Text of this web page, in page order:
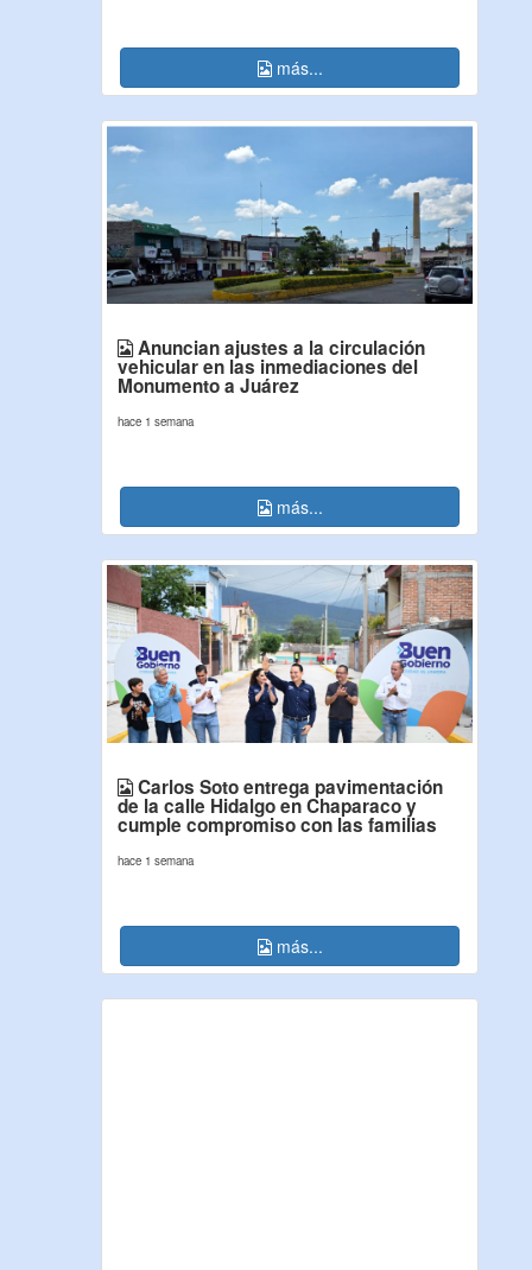
más...
Anuncian ajustes a la circulación
vehicular en las inmediaciones del
Monumento a Juárez
hace 1 semana
más...
Carlos Soto entrega pavimentación
de la calle Hidalgo en Chaparaco y
cumple compromiso con las familias
hace 1 semana
más...